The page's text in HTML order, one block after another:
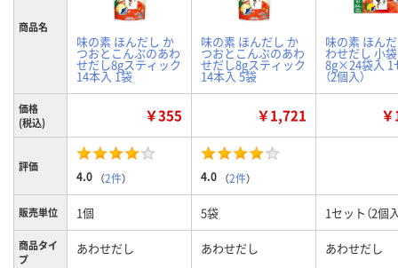
商品名
味の素 ほんだし か
つおとこんぶのあわ
せだし8gスティック
14本入 1袋
味の素 ほんだし か
つおとこんぶのあわ
せだし8gスティック
14本入 5袋
味の素 ほん
わせだし 小袋
8g×24袋入 1
（2個入）
価格
(税込)
￥355 ￥1,721
評価
4.0 （2件） 4.0 （2件）
販売単位 1個 5袋 1セット（2個
商品タイ
プ
あわせだし あわせだし あわせだし